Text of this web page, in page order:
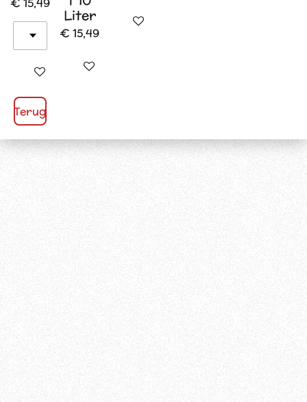
In winkelwagen
Liter
€ 15,49
In winkelwagen
In winkelwagen
Terug